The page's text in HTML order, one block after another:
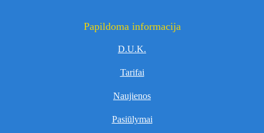
Papildoma informacija
D.U.K.
Tarifai
Naujienos
Pasiūlymai